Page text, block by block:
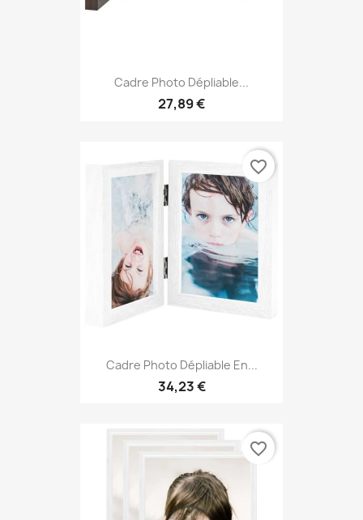
Cadre Photo Dépliable...
27,89 €
Cadre Photo Dépliable En...
34,23 €
favorite_border
favorite_border